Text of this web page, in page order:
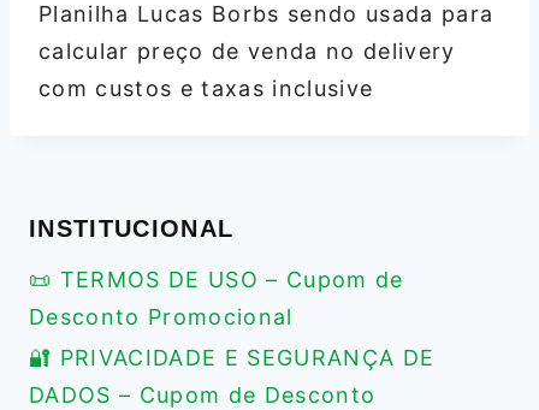
Planilha Lucas Borbs sendo usada para
calcular preço de venda no delivery
com custos e taxas inclusive
INSTITUCIONAL
📜 TERMOS DE USO – Cupom de
Desconto Promocional
🔐 PRIVACIDADE E SEGURANÇA DE
DADOS – Cupom de Desconto